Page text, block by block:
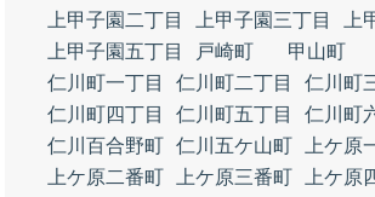
上甲子園二丁目
上甲子園三丁目
上
上甲子園五丁目
戸崎町
甲山町
仁川町一丁目
仁川町二丁目
仁川町
仁川町四丁目
仁川町五丁目
仁川町
仁川百合野町 仁川五ケ山町
上ケ原
上ケ原二番町
上ケ原三番町
上ケ原